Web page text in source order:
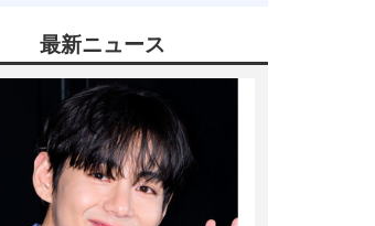
最新ニュース